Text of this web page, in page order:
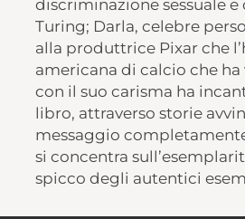
discriminazione sessuale
Turing; Darla, celebre
alla produttrice Pixar che
americana di calcio che
con il suo carisma ha
libro, attraverso storie
messaggio
si concentra
spicco degli autentici